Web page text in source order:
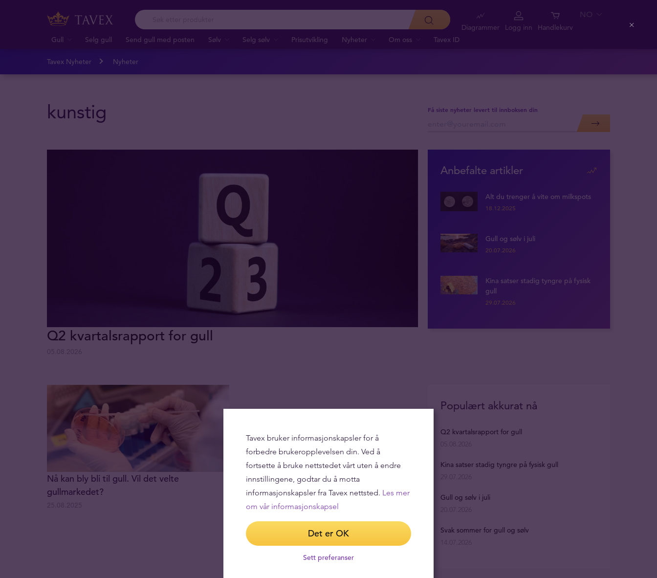
Gull Selg gull Send gull med posten Sølv Selg sølv Prisutvikling Nyheter Om oss Tavex ID
Diagrammer Logg inn Handlekurv
NO
Tavex Nyheter Nyheter
kunstig Få siste nyheter levert til innboksen din
Q2 kvartalsrapport for gull
Anbefalte artikler
Alt du trenger å vite om milkspots
18.12.2025
Gull og sølv i juli
20.07.2026
Kina satser stadig tyngre på fysisk
gull
29.07.2026
Nå kan bly bli til gull. Vil det velte
gullmarkedet?
Populært akkurat nå
Q2 kvartalsrapport for gull
Kina satser stadig tyngre på fysisk gull
29.07.2026
Gull og sølv i juli
20.07.2026
Svak sommer for gull og sølv
14.07.2026
Tavex bruker informasjonskapsler for å
forbedre brukeropplevelsen din. Ved å
fortsette å bruke nettstedet vårt uten å endre
innstillingene, godtar du å motta
informasjonskapsler fra Tavex nettsted. Les mer
om vår informasjonskapsel
Det er OK
Sett preferanser
Close